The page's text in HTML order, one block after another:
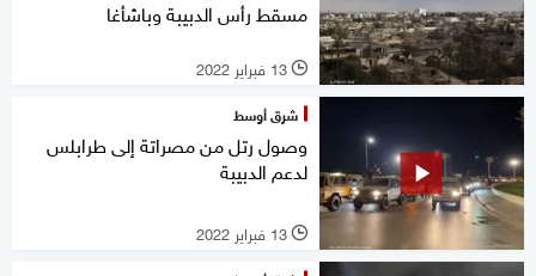
مسقط رأس الدبيبة وباشأغا
l 13 فبراير 2022
شرق أوسط
وصول رتل من مصراتة إلى طرابلس
لدعم الدبيبة
l 13 فبراير 2022